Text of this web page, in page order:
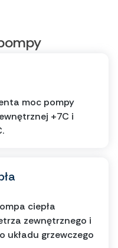
moc pompy
+7C i
ciepła
zewnętrznego i
układu grzewczego